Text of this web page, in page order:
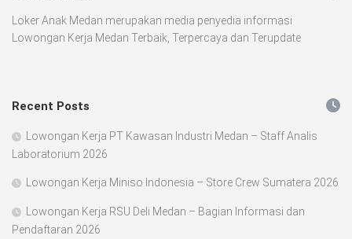
Loker Anak Medan merupakan media penyedia informasi
Lowongan Kerja Medan Terbaik, Terpercaya dan Terupdate
Recent Posts
Lowongan Kerja PT Kawasan Industri Medan – Staff Analis
Laboratorium 2026
Lowongan Kerja Miniso Indonesia – Store Crew Sumatera 2026
Lowongan Kerja RSU Deli Medan – Bagian Informasi dan
Pendaftaran 2026